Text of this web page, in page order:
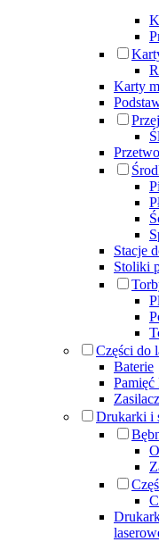
Karty
Stacje
Stoliki
Części do
Baterie
Drukarki i